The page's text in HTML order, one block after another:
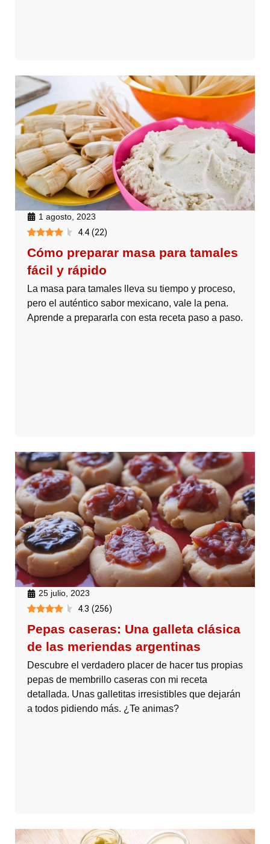
1 agosto, 2023
4.4 (22)
Cómo preparar masa para tamales
fácil y rápido
La masa para tamales lleva su tiempo y proceso,
pero el auténtico sabor mexicano, vale la pena.
Aprende a prepararla con esta receta paso a paso.
25 julio, 2023
4.3 (256)
Pepas caseras: Una galleta clásica
de las meriendas argentinas
Descubre el verdadero placer de hacer tus propias
pepas de membrillo caseras con mi receta
detallada. Unas galletitas irresistibles que dejarán
a todos pidiendo más. ¿Te animas?